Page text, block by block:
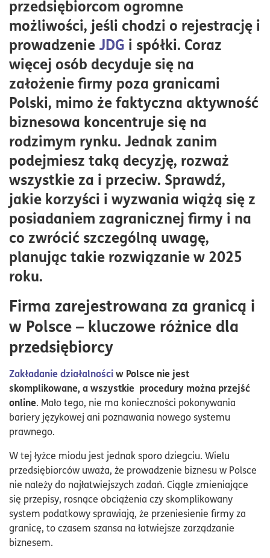
Korzyści z prowadzenia firmy za granicą zamiast w
Polsce
Obowiązki podatkowe w Polsce i za granicą
Jak legalnie połączyć firmę zagraniczną z
aktywnością biznesową w Polsce?
Wybór kraju do rejestracji firmy
Dla kogo firma za granicą to dobre rozwiązanie?
przedsiębiorcom ogromne
możliwości, jeśli chodzi o rejestrację i
prowadzenieJDG i spółki. Coraz
więcej osób decyduje się na
założenie firmy poza granicami
Polski, mimo że faktyczna aktywność
biznesowa koncentruje się na
rodzimym rynku. Jednak zanim
podejmiesz taką decyzję, rozważ
wszystkie za i przeciw. Sprawdź,
jakie korzyści i wyzwania wiążą się z
posiadaniem zagranicznej firmy i na
co zwrócić szczególną uwagę,
planując takie rozwiązanie w 2025
roku.
Firma zarejestrowana za granicą i
w Polsce – kluczowe różnice dla
przedsiębiorcy
Zakładanie działalnościw Polsce nie jest
skomplikowane, a wszystkie procedury można przejść
online. Mało tego, nie ma konieczności pokonywania
bariery językowej ani poznawania nowego systemu
prawnego.
W tej łyżce miodu jest jednak sporo dziegciu. Wielu
przedsiębiorców uważa, że prowadzenie biznesu w Polsce
nie należy do najłatwiejszych zadań. Ciągle zmieniające
się przepisy, rosnące obciążenia czy skomplikowany
system podatkowy sprawiają, że przeniesienie firmy za
granicę, to czasem szansa na łatwiejsze zarządzanie
biznesem.